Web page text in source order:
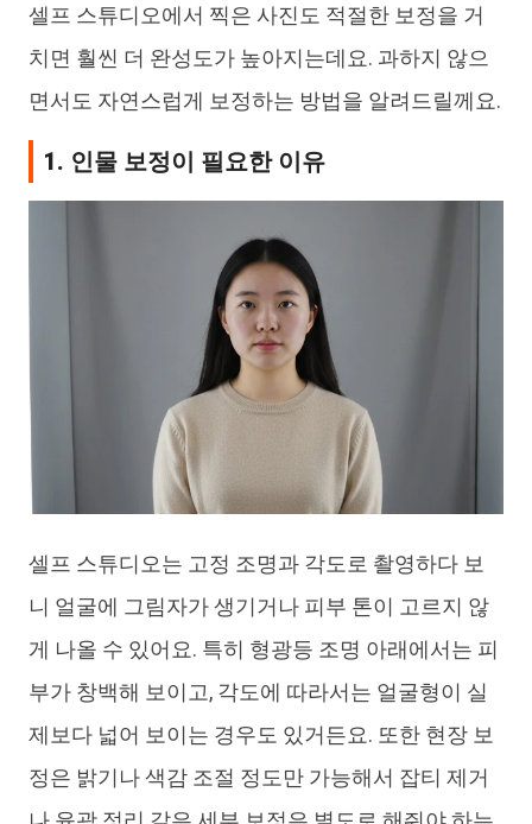
셀프 스튜디오에서 찍은 사진도 적절한 보정을 거
치면 훨씬 더 완성도가 높아지는데요. 과하지 않으
면서도 자연스럽게 보정하는 방법을 알려드릴께요.
1. 인물 보정이 필요한 이유
셀프 스튜디오는 고정 조명과 각도로 촬영하다 보
니 얼굴에 그림자가 생기거나 피부 톤이 고르지 않
게 나올 수 있어요. 특히 형광등 조명 아래에서는 피
부가 창백해 보이고, 각도에 따라서는 얼굴형이 실
제보다 넓어 보이는 경우도 있거든요. 또한 현장 보
정은 밝기나 색감 조절 정도만 가능해서 잡티 제거